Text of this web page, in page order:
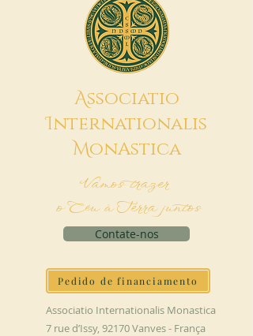
Associatio
Internationalis
MonAstica
Vamos trazer
o Céu à Terra juntos
Contate-nos
Pedido de financiamento
Associatio Internationalis Monastica
7 rue d’Issy, 92170 Vanves - França